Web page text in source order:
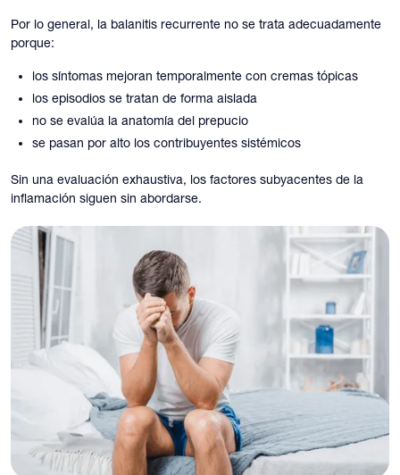
Por lo general, la balanitis recurrente no se trata adecuadamente
porque:
los síntomas mejoran temporalmente con cremas tópicas
los episodios se tratan de forma aislada
no se evalúa la anatomía del prepucio
se pasan por alto los contribuyentes sistémicos
Sin una evaluación exhaustiva, los factores subyacentes de la
inflamación siguen sin abordarse.